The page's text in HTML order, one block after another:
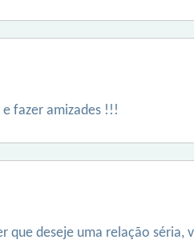
fazer amizades !!!
que deseje uma relação séria,